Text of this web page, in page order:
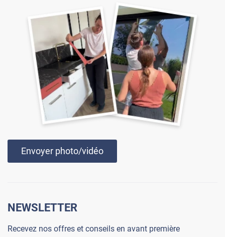
Envoyer photo/vidéo
NEWSLETTER
Recevez nos offres et conseils en avant première